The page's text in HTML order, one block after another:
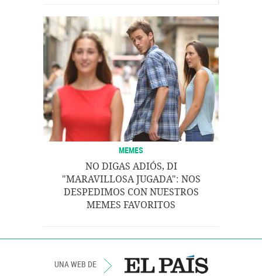
MEMES
NO DIGAS ADIÓS, DI
"MARAVILLOSA JUGADA": NOS
DESPEDIMOS CON NUESTROS
MEMES FAVORITOS
UNA WEB DE